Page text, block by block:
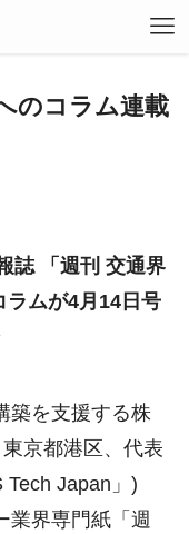
のコラム連載
誌 「週刊 交通界
ラムが4月14日号
築を支援する株
京都港区、代表
Japan」)
業界専門紙「週